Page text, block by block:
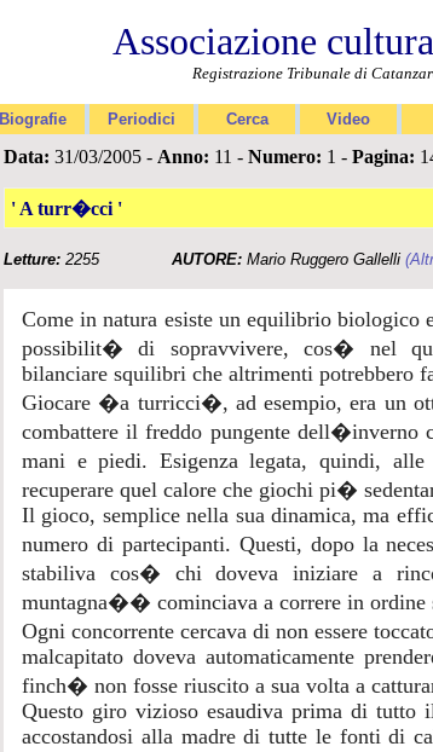
Associazione
Registrazione Tribunale di
Biografie Periodici Cerca Video
Data: 31/03/2005 - Anno: 11 - Numero: 1 - Pagina:
' A turr�cci '
Letture: 2255 AUTORE: Mario Ruggero Gallelli
Come in natura esiste un equilibrio biologico
possibilit� di sopravvivere, cos� nel
bilanciare squilibri che altrimenti potrebbero
Giocare �a turricci�, ad esempio, era un
combattere il freddo pungente
mani e piedi. Esigenza legata, quindi,
recuperare quel calore che giochi pi�
Il gioco, semplice nella sua dinamica, ma
numero di partecipanti. Questi, dopo la
stabiliva cos� chi doveva iniziare a
muntagna�� cominciava a correre in ordine
Ogni concorrente cercava di non essere
malcapitato doveva automaticamente
finch� non fosse riuscito a sua volta a
Questo giro vizioso esaudiva prima di
accostandosi alla madre di tutte le fonti di